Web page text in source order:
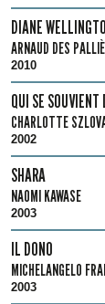
DIANE
ARNAUD DES
2010
QUI SE
CHARLOTTE
2002
SHARA
NAOMI KAWASE
2003
IL DONO
MICHELANGELO
2003